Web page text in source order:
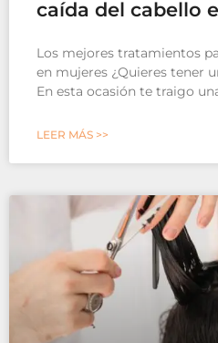
caída del cabello
Los mejores tratamientos
en mujeres ¿Quieres tener
En esta ocasión te traigo
LEER MÁS >>